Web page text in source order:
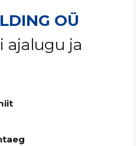
OÜ
ajalugu ja